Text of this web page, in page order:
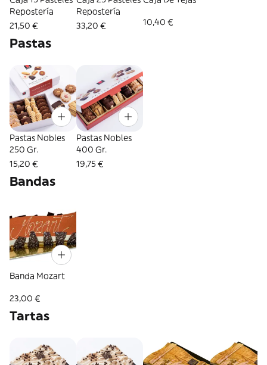
Repostería
21,50 €
Repostería
33,20 €
10,40 €
Pastas
Pastas Nobles
250 Gr.
15,20 €
Pastas Nobles
400 Gr.
19,75 €
Bandas
Banda Mozart
23,00 €
Tartas